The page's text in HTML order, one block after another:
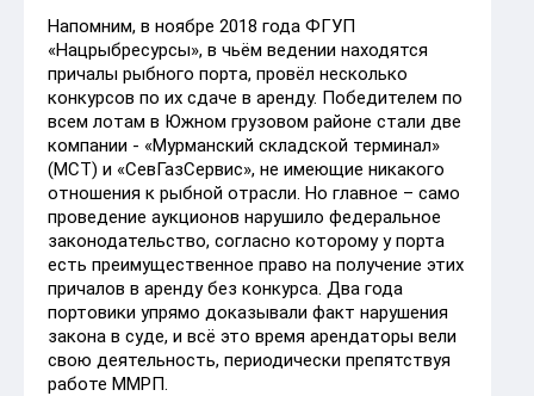
Напомним, в ноябре 2018 года ФГУП
«Нацрыбресурсы», в чьём ведении находятся
причалы рыбного порта, провёл несколько
конкурсов по их сдаче в аренду. Победителем по
всем лотам в Южном грузовом районе стали две
компании - «Мурманский складской терминал»
(МСТ) и «СевГазСервис», не имеющие никакого
отношения к рыбной отрасли. Но главное – само
проведение аукционов нарушило федеральное
законодательство, согласно которому у порта
есть преимущественное право на получение этих
причалов в аренду без конкурса. Два года
портовики упрямо доказывали факт нарушения
закона в суде, и всё это время арендаторы вели
свою деятельность, периодически препятствуя
работе ММРП.